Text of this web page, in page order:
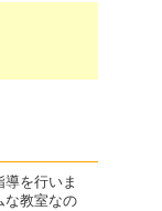
を行いま
な教室なの